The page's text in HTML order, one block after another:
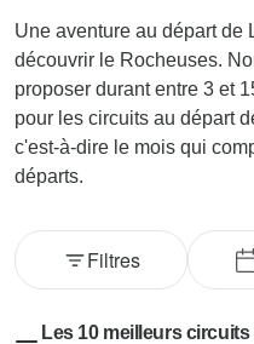
Une aventure au départ de
découvrir le Rocheuses.
proposer durant entre 3 et
pour les circuits au départ
c'est-à-dire le mois qui
départs.
Filtres
Les 10 meilleurs